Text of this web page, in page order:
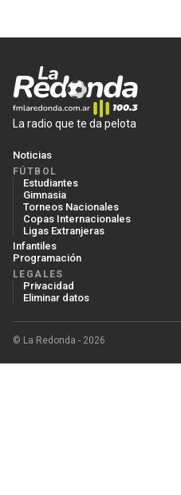
La radio que te da pelota
Noticias
FÚTBOL
Estudiantes
Gimnasia
Torneos Nacionales
Copas Internacionales
Ligas Extranjeras
Infantiles
Programación
LEGALES
Privacidad
Eliminar datos
© La Redonda - 2026